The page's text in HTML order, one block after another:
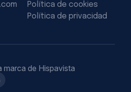
Política de cookies
Política de privacidad
marca de Hispavista